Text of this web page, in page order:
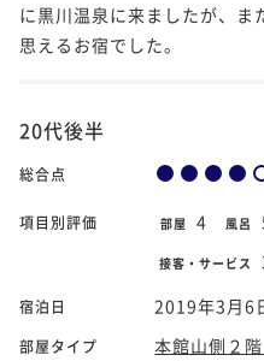
に黒川温泉に来ましたが、ま
思えるお宿でした。
20代後半
総合点
項目別評価 部屋 4 風呂
接客・サービス
宿泊日 2019年3月6
部屋タイプ
本館山側２